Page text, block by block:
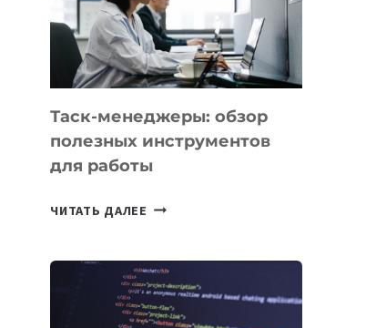
ТЕХНОЛОГИЧЕСКОЕ
ОБРАЗОВАНИЕ
ТАДЖИКИСТАНА
Таск-менеджеры: обзор
полезных инструментов
для работы
ЧИТАТЬ ДАЛЕЕ ТАСК-
ПОЛЕЗНЫХ
ИНСТРУМЕНТОВ
ДЛЯ